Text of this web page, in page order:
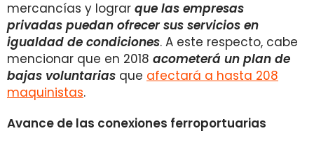
mercancías y lograr que las empresas
privadas puedan ofrecer sus servicios en
igualdad de condiciones. A este respecto, cabe
mencionar que en 2018 acometerá un plan de
bajas voluntarias que afectará a hasta 208
maquinistas.
Avance de las conexiones ferroportuarias